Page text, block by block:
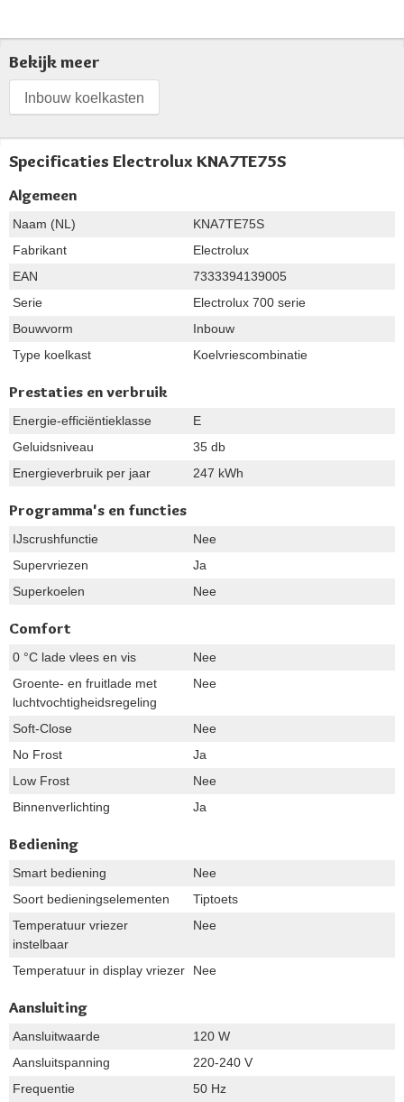
Bekijk meer
Inbouw koelkasten
Specificaties Electrolux KNA7TE75S
Algemeen
Naam (NL)
KNA7TE75S
Fabrikant
Electrolux
EAN
7333394139005
Serie
Electrolux 700 serie
Bouwvorm
Inbouw
Type koelkast
Koelvriescombinatie
Prestaties en verbruik
Energie-efficiëntieklasse
E
Geluidsniveau
35 db
Energieverbruik per jaar
247 kWh
Programma's en functies
IJscrushfunctie
Nee
Supervriezen
Ja
Superkoelen
Nee
Comfort
0 °C lade vlees en vis
Nee
Groente- en fruitlade met
luchtvochtigheidsregeling
Nee
Soft-Close
Nee
No Frost
Ja
Low Frost
Nee
Binnenverlichting
Ja
Bediening
Smart bediening
Nee
Soort bedieningselementen
Tiptoets
Temperatuur vriezer
instelbaar
Nee
Temperatuur in display vriezer Nee
Aansluiting
Aansluitwaarde
120 W
Aansluitspanning
220-240 V
Frequentie
50 Hz